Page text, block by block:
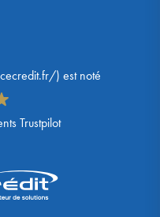
) est noté
Trustpilot